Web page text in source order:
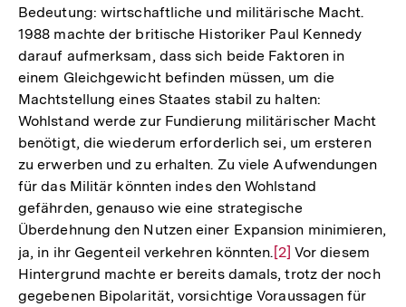
Bedeutung: wirtschaftliche und militärische Macht.
1988 machte der britische Historiker Paul Kennedy
darauf aufmerksam, dass sich beide Faktoren in
einem Gleichgewicht befinden müssen, um die
Machtstellung eines Staates stabil zu halten:
Wohlstand werde zur Fundierung militärischer Macht
benötigt, die wiederum erforderlich sei, um ersteren
zu erwerben und zu erhalten. Zu viele Aufwendungen
für das Militär könnten indes den Wohlstand
gefährden, genauso wie eine strategische
Überdehnung den Nutzen einer Expansion minimieren,
ja, in ihr Gegenteil verkehren könnten.Zur
Auflösung
der
[2] Vor diesem
Hintergrund machte er bereits damals, trotz der noch
gegebenen Bipolarität, vorsichtige Voraussagen für